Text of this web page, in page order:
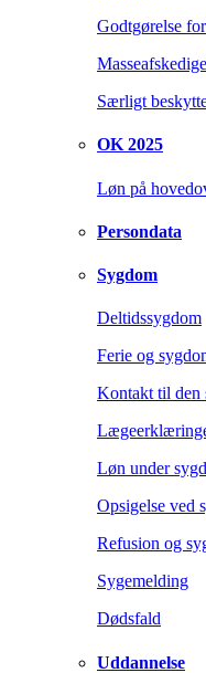
Godtgørelse
Særligt
OK 2025
Løn på
Persondata
Sygdom
Deltidssygdom
Ferie og
Kontakt til den
Løn under
Opsigelse ved
Refusion og
Sygemelding
Dødsfald
Uddannelse